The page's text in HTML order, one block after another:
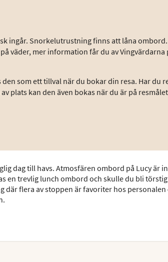
ingår. Snorkelutrustning finns att låna
väder, mer information får du av Vingvärdarna
som ett tillval när du bokar din resa. Har du
plats kan den även bokas när du är på
dag till havs. Atmosfären ombord på Lucy är
en trevlig lunch ombord och skulle du bli
där flera av stoppen är favoriter hos